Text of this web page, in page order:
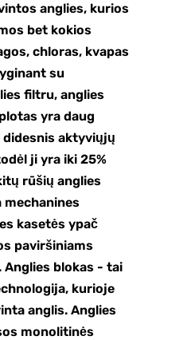
anglies, kurios
bet kokios
chloras, kvapas
su
filtru, anglies
yra daug
aktyviųjų
ji yra iki 25%
rūšių anglies
mechanines
kasetės ypač
paviršiniams
Anglies blokas - tai
kurioje
anglis. Anglies
monolitinės